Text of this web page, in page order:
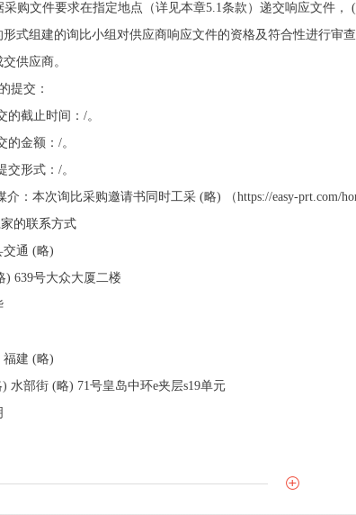
采购文件要求在指定地点（详见本章5.1条款）递交响应文件
形式组建的询比小组对供应商响应文件的资格及符合性进行
供应商。
提交：
的截止时间：/。
的金额：/。
交形式：/。
介：本次询比采购邀请书同时工采 (略) （https://easy-prt.com/
的联系方式
交通 (略)
) 639号大众大厦二楼
福建 (略)
水部街 (略) 71号皇岛中环e夹层s19单元